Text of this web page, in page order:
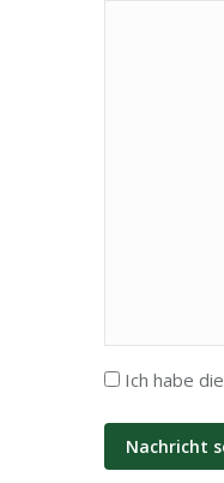
Privatsphäre
Ich habe die